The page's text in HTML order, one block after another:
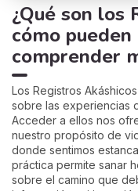
¿Qué son los
cómo pueden
comprender
Los Registros
sobre las experiencias
Acceder a ellos nos
nuestro propósito de
donde sentimos
práctica permite sanar
sobre el camino que